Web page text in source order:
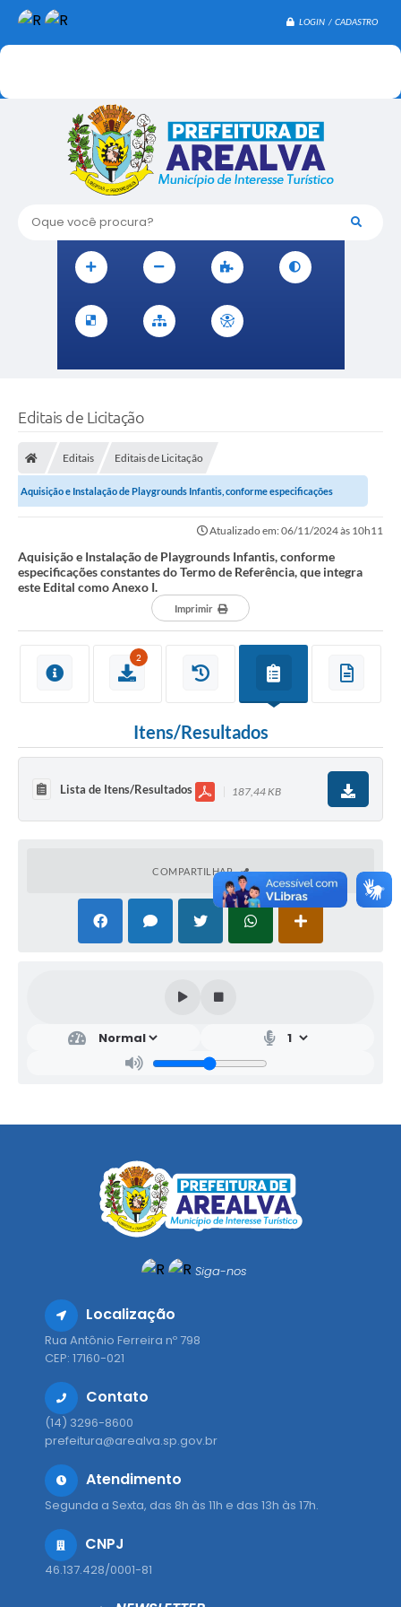
LOGIN / CADASTRO
Oque você procura?
Editais de Licitação
Editais Editais de Licitação
Aquisição e Instalação de Playgrounds Infantis, conforme especificações
Atualizado em: 06/11/2024 às 10h11
Aquisição e Instalação de Playgrounds Infantis, conforme
especificações constantes do Termo de Referência, que integra
este Edital como Anexo I.
Imprimir
2
Itens/Resultados
Lista de Itens/Resultados 187,44 KB
COMPARTILHAR
Siga-nos
Localização
Rua Antônio Ferreira nº 798
CEP: 17160-021
Contato
(14) 3296-8600
prefeitura@arealva.sp.gov.br
Atendimento
Segunda a Sexta, das 8h às 11h e das 13h às 17h.
CNPJ
46.137.428/0001-81